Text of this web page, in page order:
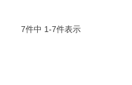
7件中 1-7件表示